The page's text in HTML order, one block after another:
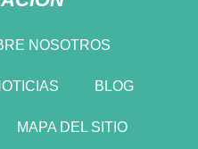
NOSOTROS
BLOG
MAPA DEL SITIO